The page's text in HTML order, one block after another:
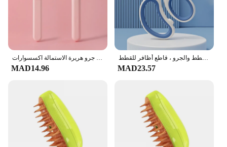
MAD14.96 MAD23.57